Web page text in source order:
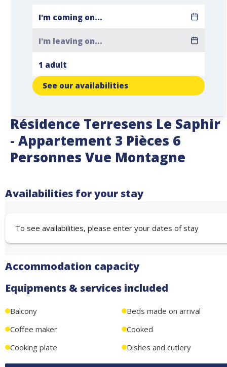
Résidence Terresens Le Saphir
- Appartement 3 Pièces 6
Personnes Vue Montagne
Availabilities for your stay
To see availabilities, please enter your dates of stay
Accommodation capacity
Equipments & services included
Balcony
Beds made on arrival
Coffee maker
Cooked
Cooking plate
Dishes and cutlery
See our availabilities